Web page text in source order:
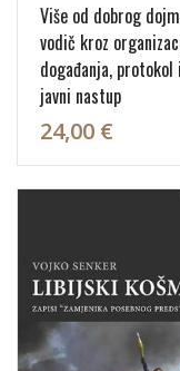
Više od dobrog
vodič kroz
događanja, protokol i
javni nastup
24,00 €